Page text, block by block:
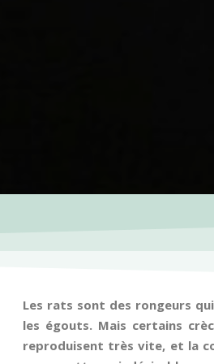
Les rats sont des rongeurs
les égouts. Mais certains
reproduisent très vite, et la